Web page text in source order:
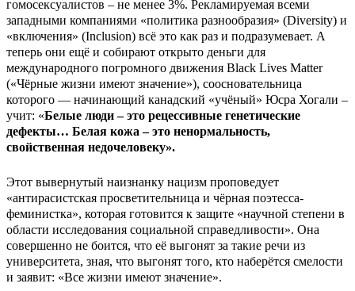
гомосексуалистов – не менее 3%. Рекламируемая всеми
западными компаниями «политика разнообразия» (Diversity) и
«включения» (Inclusion) всё это как раз и подразумевает. А
теперь они ещё и собирают открыто деньги для
международного погромного движения Black Lives Matter
(«Чёрные жизни имеют значение»), соосновательница
которого — начинающий канадский «учёный» Юсра Хогали –
учит: «Белые люди – это рецессивные генетические
дефекты… Белая кожа – это ненормальность,
свойственная недочеловеку».
Этот вывернутый наизнанку нацизм проповедует
«антирасистская просветительница и чёрная поэтесса-
феминистка», которая готовится к защите «научной степени в
области исследования социальной справедливости». Она
совершенно не боится, что её выгонят за такие речи из
университета, зная, что выгонят того, кто наберётся смелости
и заявит: «Все жизни имеют значение».